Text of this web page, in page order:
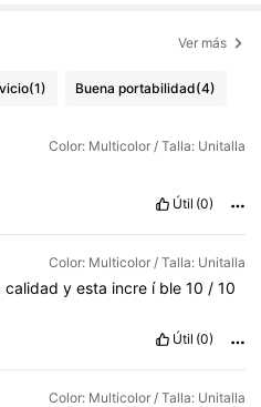
Ver más
(1) Buena portabilidad(4)
Color: Multicolor / Talla: Unitalla
Útil (0)
Color: Multicolor / Talla: Unitalla
calidadyesta incre í ble10 /10
Útil (0)
Color: Multicolor / Talla: Unitalla